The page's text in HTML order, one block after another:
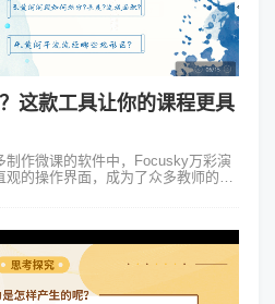
这款工具让你的课程更具
制作微课的软件中，Focusky万彩演
的操作界面，成为了众多教师的首